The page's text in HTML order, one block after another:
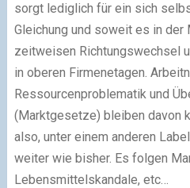
sorgt lediglich für ein sich
Gleichung und soweit es in
zeitweisen Richtungswechsel
in oberen Firmenetagen.
Ressourcenproblematik und
(Marktgesetze) bleiben davon
also, unter einem anderen
weiter wie bisher. Es folgen
Lebensmittelskandale, etc…